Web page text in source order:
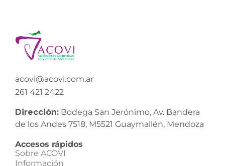
acovi@acovi.com.ar
261 421 2422
Dirección: Bodega San Jerónimo, Av. Bandera
de los Andes 7518, M5521 Guaymallén, Mendoza
Accesos rápidos
Sobre ACOVI
Información